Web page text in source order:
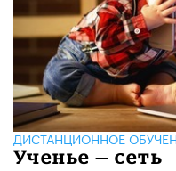
ДИСТАНЦИОННОЕ
Ученье — сеть